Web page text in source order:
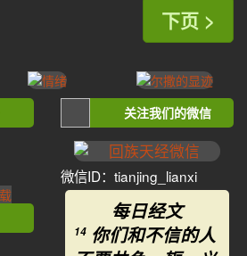
下页 >
关注我们的微信
微信ID：tianjing_lianxi
每日经文
14 你们和不信的人